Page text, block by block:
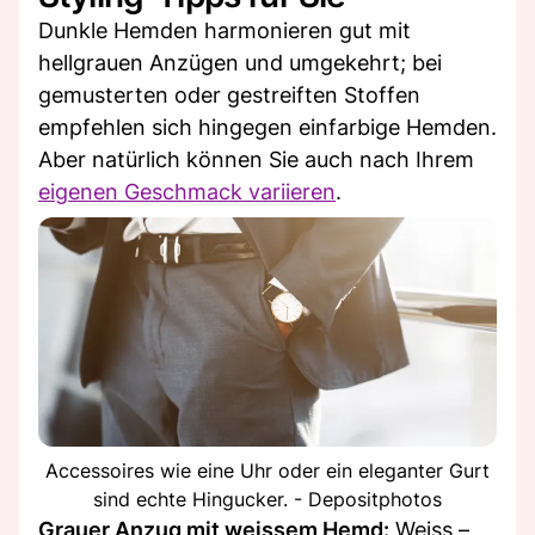
Dunkle Hemden harmonieren gut mit
hellgrauen Anzügen und umgekehrt; bei
gemusterten oder gestreiften Stoffen
empfehlen sich hingegen einfarbige Hemden.
Aber natürlich können Sie auch nach Ihrem
eigenen Geschmack variieren.
Accessoires wie eine Uhr oder ein eleganter Gurt
sind echte Hingucker. - Depositphotos
Grauer Anzug mit weissem Hemd: Weiss –